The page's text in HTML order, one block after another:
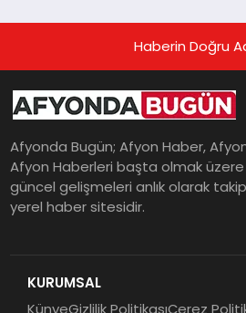
Haberin Doğru
Afyonda Bugün; Afyon Haber,
Afyon Haberleri başta olmak
güncel gelişmeleri anlık olarak
yerel haber sitesidir.
KURUMSAL